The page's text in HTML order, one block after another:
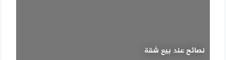
نصائح عند بيع شقة